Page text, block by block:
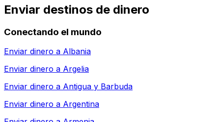
Enviar destinos de dinero
Conectando el mundo
Enviar dinero a Albania
Enviar dinero a Argelia
Enviar dinero a Antigua y Barbuda
Enviar dinero a Argentina